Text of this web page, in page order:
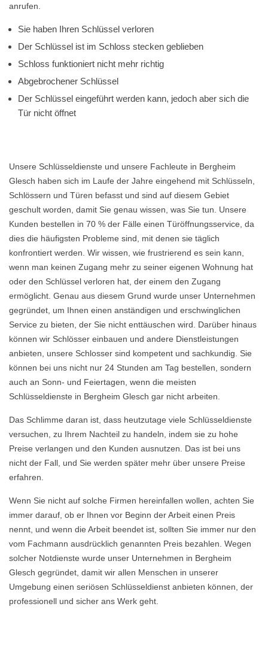
anrufen.
Sie haben Ihren Schlüssel verloren
Der Schlüssel ist im Schloss stecken geblieben
Schloss funktioniert nicht mehr richtig
Abgebrochener Schlüssel
Der Schlüssel eingeführt werden kann, jedoch aber sich die
Tür nicht öffnet
Unsere Schlüsseldienste und unsere Fachleute in Bergheim
Glesch haben sich im Laufe der Jahre eingehend mit Schlüsseln,
Schlössern und Türen befasst und sind auf diesem Gebiet
geschult worden, damit Sie genau wissen, was Sie tun. Unsere
Kunden bestellen in 70 % der Fälle einen Türöffnungsservice, da
dies die häufigsten Probleme sind, mit denen sie täglich
konfrontiert werden. Wir wissen, wie frustrierend es sein kann,
wenn man keinen Zugang mehr zu seiner eigenen Wohnung hat
oder den Schlüssel verloren hat, der einem den Zugang
ermöglicht. Genau aus diesem Grund wurde unser Unternehmen
gegründet, um Ihnen einen anständigen und erschwinglichen
Service zu bieten, der Sie nicht enttäuschen wird. Darüber hinaus
können wir Schlösser einbauen und andere Dienstleistungen
anbieten, unsere Schlosser sind kompetent und sachkundig. Sie
können bei uns nicht nur 24 Stunden am Tag bestellen, sondern
auch an Sonn- und Feiertagen, wenn die meisten
Schlüsseldienste in Bergheim Glesch gar nicht arbeiten.
Das Schlimme daran ist, dass heutzutage viele Schlüsseldienste
versuchen, zu Ihrem Nachteil zu handeln, indem sie zu hohe
Preise verlangen und den Kunden ausnutzen. Das ist bei uns
nicht der Fall, und Sie werden später mehr über unsere Preise
erfahren.
Wenn Sie nicht auf solche Firmen hereinfallen wollen, achten Sie
immer darauf, ob er Ihnen vor Beginn der Arbeit einen Preis
nennt, und wenn die Arbeit beendet ist, sollten Sie immer nur den
vom Fachmann ausdrücklich genannten Preis bezahlen. Wegen
solcher Notdienste wurde unser Unternehmen in Bergheim
Glesch gegründet, damit wir allen Menschen in unserer
Umgebung einen seriösen Schlüsseldienst anbieten können, der
professionell und sicher ans Werk geht.